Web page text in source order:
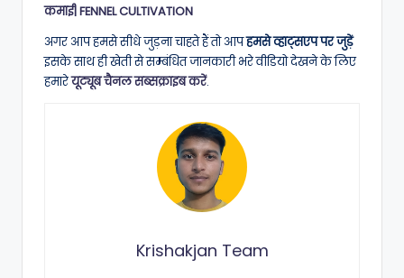
कमाई| FENNEL CULTIVATION
अगर आप हमसे सीधे जुड़ना चाहते हैं तो आपहमसे व्हाट्सएप पर जुड़ें
इसके साथ ही खेती से सम्बंधित जानकारी भरे वीडियो देखने के लिए
हमारेयूट्यूब चैनल सब्सक्राइब करें.
Krishakjan Team